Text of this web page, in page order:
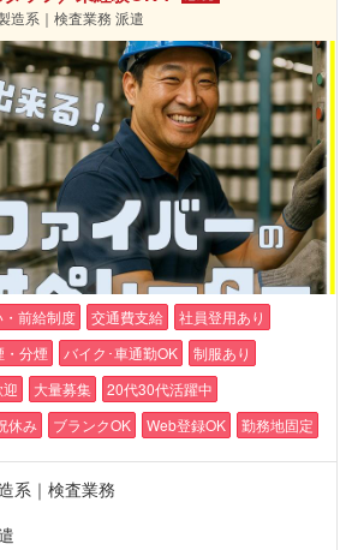
造系｜検査業務 派遣
前給制度 交通費支給
社員登用あり
・分煙 バイク･車通勤OK
制服あり
大量募集
20代30代活躍中
休み ブランクOK Web登録OK 勤務地固定
系｜検査業務